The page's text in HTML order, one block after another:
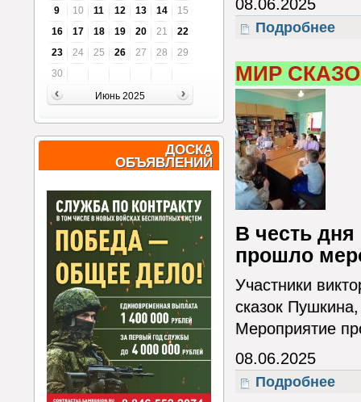
9
10 11 12 13 14
15
16
17 18 19 20 21
22
23
24 25 26 27 28
29
30
Июнь 2025
ДОСКА
ОБЪЯВЛЕНИЙ
08.06.2025
Подробнее
МИР
В честь
прошло
Участники
сказок
Мероприятие
08.06.2025
Подробнее